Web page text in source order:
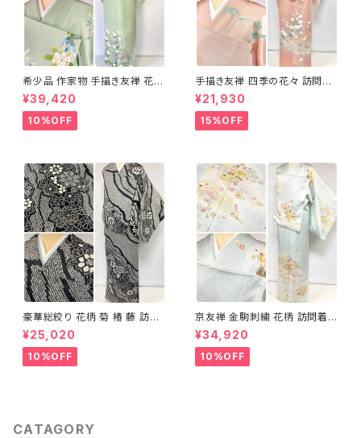
希少品 作家物 手描き友禅 花鳥
文 椿 沈丁花 訪問着 正絹 袷 黄
緑 青 白 1418
¥39,420
10%OFF
手描き友禅 四季の花々 訪問着
袷 正絹 サーモンピンク クリー
ム 白 桃花色 1434
¥21,930
15%OFF
豪華総絞り 花柄 菊 椿 藤 訪問
着 鹿の子絞り ラメ 正絹 黒 白
グレー 1435
¥25,020
10%OFF
京友禅 金駒刺繍 花柄 訪問着
正絹 水色 黄緑 パステルカラー
アイスグリーン 1433
¥34,920
10%OFF
CATAGORY